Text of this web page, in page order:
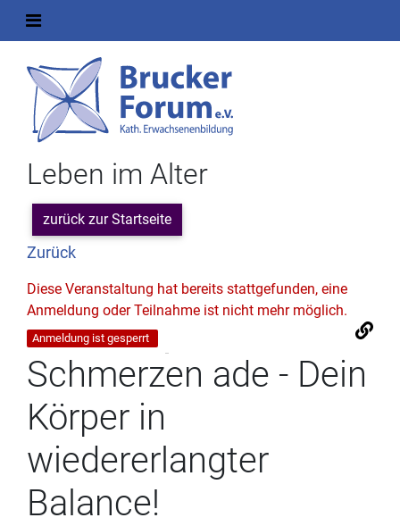
Leben im Alter
zurück zur Startseite
Zurück
Diese Veranstaltung hat bereits stattgefunden, eine
Anmeldung oder Teilnahme ist nicht mehr möglich.
Anmeldung ist gesperrt
Schmerzen ade - Dein
Körper in
wiedererlangter
Balance!